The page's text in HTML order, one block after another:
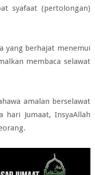
syafaat (pertolongan)
yang berhajat menemui
membaca selawat
amalan berselawat
hari Jumaat, InsyaAllah